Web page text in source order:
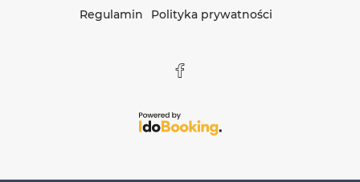
Regulamin
Polityka prywatności